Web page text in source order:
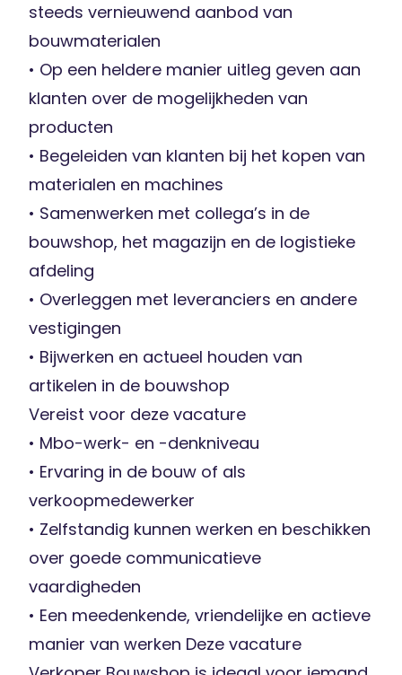
steeds vernieuwend aanbod van
bouwmaterialen
• Op een heldere manier uitleg geven aan
klanten over de mogelijkheden van
producten
• Begeleiden van klanten bij het kopen van
materialen en machines
• Samenwerken met collega’s in de
bouwshop, het magazijn en de logistieke
afdeling
• Overleggen met leveranciers en andere
vestigingen
• Bijwerken en actueel houden van
artikelen in de bouwshop
Vereist voor deze vacature
• Mbo-werk- en -denkniveau
• Ervaring in de bouw of als
verkoopmedewerker
• Zelfstandig kunnen werken en beschikken
over goede communicatieve
vaardigheden
• Een meedenkende, vriendelijke en actieve
manier van werken Deze vacature